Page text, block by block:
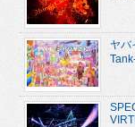
ヤバ